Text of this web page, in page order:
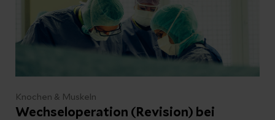
Abbrechen
Knochen & Muskeln
Wechseloperation (Revision) bei